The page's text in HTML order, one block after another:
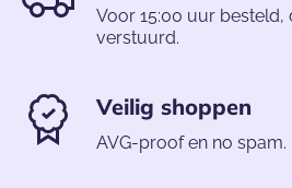
Voor 15:00 uur besteld,
verstuurd.
Veilig shoppen
AVG-proof en no spam.